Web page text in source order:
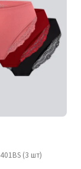
(3 шт)